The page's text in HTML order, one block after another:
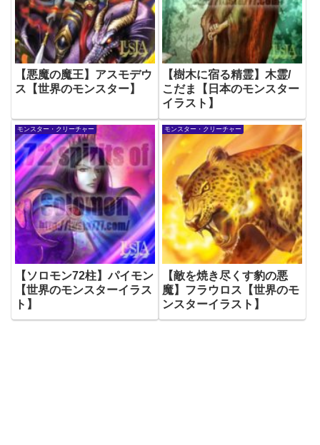
【悪魔の魔王】アスモデウ
ス【世界のモンスター】
【樹木に宿る精霊】木霊/
こだま【日本のモンスター
イラスト】
モンスター・クリーチャー
【ソロモン72柱】パイモン
【世界のモンスターイラス
ト】
モンスター・クリーチャー
【敵を焼き尽くす豹の悪
魔】フラウロス【世界のモ
ンスターイラスト】